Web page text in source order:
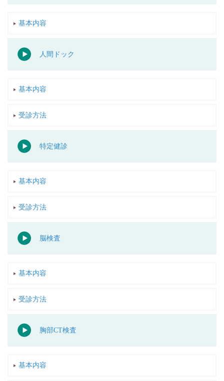
基本内容
人間ドック
基本内容
受診方法
特定健診
基本内容
受診方法
脳検査
基本内容
受診方法
胸部CT検査
基本内容